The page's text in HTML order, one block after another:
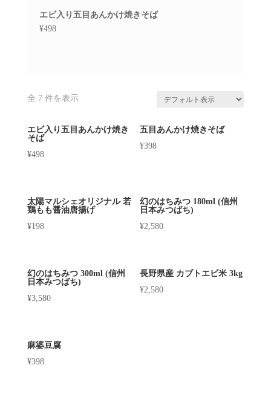
エビ入り五目あんかけ焼きそば
¥498
全 7 件を表示
エビ入り五目あんかけ焼き
そば
¥498
五目あんかけ焼きそば
¥398
太陽マルシェオリジナル 若
鶏もも醤油唐揚げ
¥198
幻のはちみつ 180ml (信州
日本みつばち)
¥2,580
幻のはちみつ 300ml (信州
日本みつばち)
¥3,580
長野県産 カブトエビ米 3kg
¥2,580
麻婆豆腐
¥398